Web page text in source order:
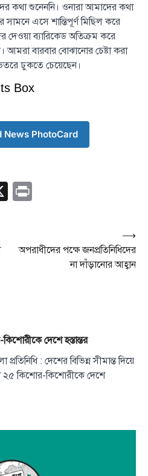
কথা শুনেননি। ওনারা আমাদের কথা
সামনে এসে শান্তিপূর্ণ মিছিল করে
দেওয়া ব্যারিকেড অতিক্রম করে
আমরা বারবার বোঝানোর চেষ্টা করা
ঢুকতে চেয়েছেন।
Box
News PhotoCard
X
অপরাধীদের পক্ষে জনপ্রতিনিধিদের
না দাঁড়ানোর আহ্বান
⟶
দেশে হস্তান্তর
: দেশের বিভিন্ন সীমান্ত দিয়ে
২৫ কিশোর-কিশোরীকে দেশে